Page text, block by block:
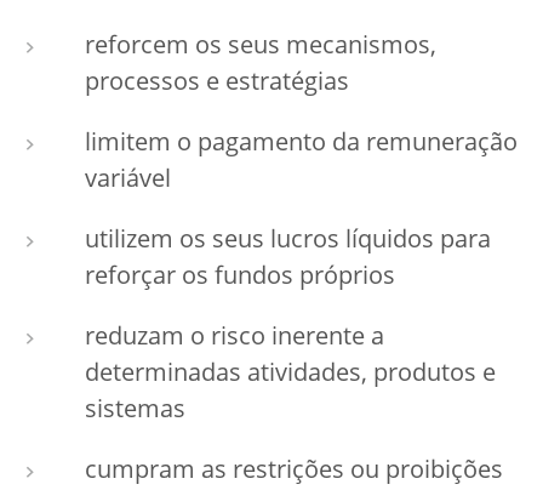
reforcem os seus mecanismos,
processos e estratégias
limitem o pagamento da remuneração
variável
utilizem os seus lucros líquidos para
reforçar os fundos próprios
reduzam o risco inerente a
determinadas atividades, produtos e
sistemas
cumpram as restrições ou proibições